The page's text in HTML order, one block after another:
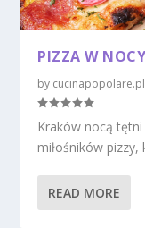
PIZZA W
by cucinapopolare.pl
Kraków nocą
miłośników pizzy,
READ MORE